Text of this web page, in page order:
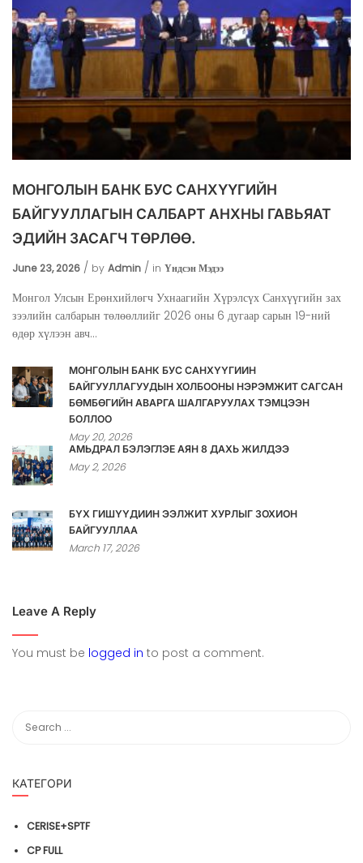
МОНГОЛЫН БАНК БУС САНХҮҮГИЙН
БАЙГУУЛЛАГЫН САЛБАРТ АНХНЫ ГАВЬЯАТ
ЭДИЙН ЗАСАГЧ ТӨРЛӨӨ.
June 23, 2026 by Admin in Үндсэн Мэдээ
Монгол Улсын Ерөнхийлөгч Ухнаагийн Хүрэлсүх Санхүүгийн зах
зээлийн салбарын төлөөллийг 2026 оны 6 дугаар сарын 19-ний
өдөр хүлээн авч...
МОНГОЛЫН БАНК БУС САНХҮҮГИЙН
БАЙГУУЛЛАГУУДЫН ХОЛБООНЫ НЭРЭМЖИТ САГСАН
БӨМБӨГИЙН АВАРГА ШАЛГАРУУЛАХ ТЭМЦЭЭН
БОЛЛОО
May 20, 2026
АМЬДРАЛ БЭЛЭГЛЭЕ АЯН 8 ДАХЬ ЖИЛДЭЭ
May 2, 2026
БҮХ ГИШҮҮДИЙН ЭЭЛЖИТ ХУРЛЫГ ЗОХИОН
БАЙГУУЛЛАА
March 17, 2026
Leave A Reply
You must be logged in to post a comment.
КАТЕГОРИ
CERISE+SPTF
CP FULL